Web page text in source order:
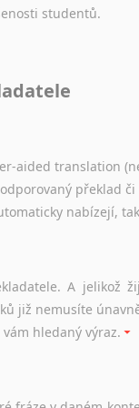
studentů.
nekomerčního
uvažují o studiu v
i osobní
nekomerčního
zkušenosti
aided translation
překlad
nabízejí,
A jelikož
již nemusíte
hledaný výraz.